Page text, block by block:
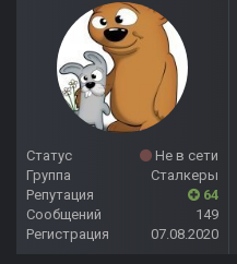
Статус
Не в сети
Группа
Сталкеры
Репутация
64
Сообщений
149
Регистрация
07.08.2020